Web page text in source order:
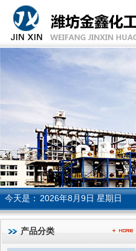
今天是： 2026年8月9日 星期日
产品分类